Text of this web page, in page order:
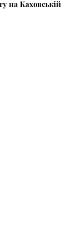
на Каховській